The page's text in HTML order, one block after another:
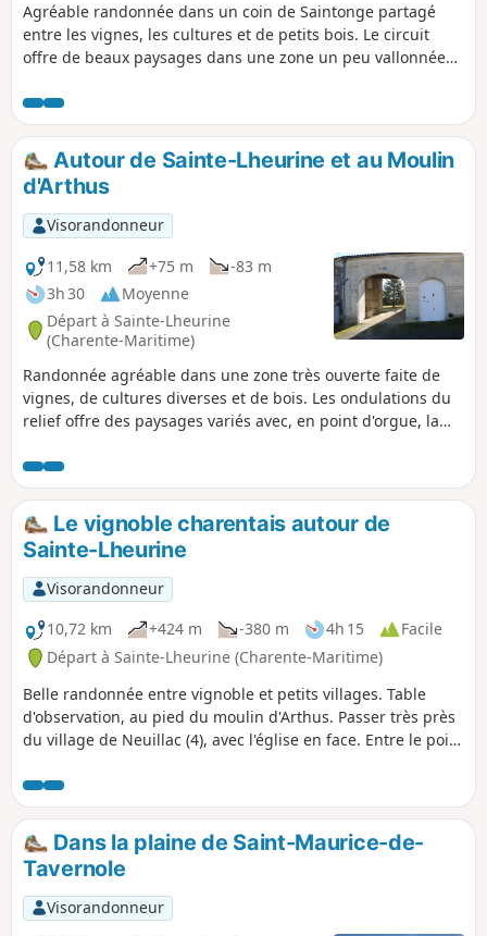
Agréable randonnée dans un coin de Saintonge partagé
entre les vignes, les cultures et de petits bois. Le circuit
offre de beaux paysages dans une zone un peu vallonnée
plusieurs reprises dont une fois à gué. Circuit modifié le 16
septembre 2023 *. Voir informations pratiques.
Autour de Sainte-Lheurine et au Moulin
d'Arthus
Visorandonneur
11,58 km
+75 m
-83 m
3h 30
Moyenne
Départ à Sainte-Lheurine
(Charente-Maritime)
Randonnée agréable dans une zone très ouverte faite de
vignes, de cultures diverses et de bois. Les ondulations du
relief offre des paysages variés avec, en point d'orgue, la
Le secteur est traversé par la rivière le Villier.
Le vignoble charentais autour de
Sainte-Lheurine
Visorandonneur
10,72 km
+424 m -380 m 4h 15
Facile
Départ à Sainte-Lheurine (Charente-Maritime)
Belle randonnée entre vignoble et petits villages. Table
d'observation, au pied du moulin d'Arthus. Passer très près
du village de Neuillac (4), avec l'église en face. Entre le point
Dans la plaine de Saint-Maurice-de-
Tavernole
Visorandonneur